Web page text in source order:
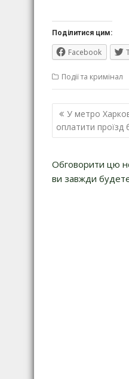
Поділитися цим:
Facebook
Події та кримінал
Навігація
записів
У метро
оплатити проїзд
Обговорити цю
ви завжди будете